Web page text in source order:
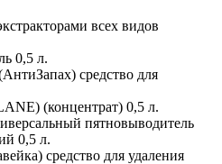
всех видов
0,5 л.
средство для
(концентрат) 0,5 л.
пятновыводитель
0,5 л.
средство для удаления